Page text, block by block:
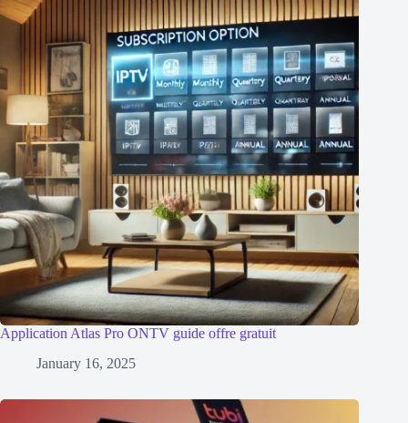
Application Atlas Pro ONTV guide offre gratuit
January 16, 2025